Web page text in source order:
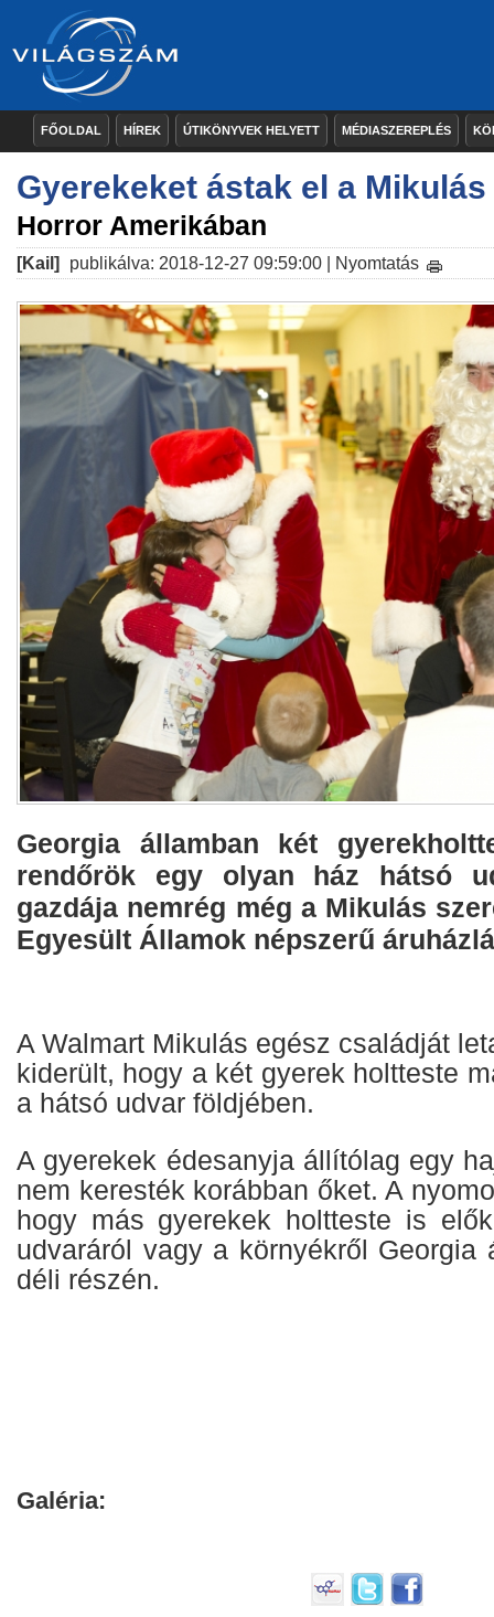
FŐOLDAL HÍREK ÚTIKÖNYVEK HELYETT MÉDIASZEREPLÉS
Gyerekeket ástak el a
Horror Amerikában
[Kail] publikálva: 2018-12-27 09:59:00 | Nyomtatás
Georgia államban két
rendőrök egy olyan ház hátsó
gazdája nemrég még a Mikulás
Egyesült Államok népszerű
A Walmart Mikulás egész családját
kiderült, hogy a két gyerek holtteste
a hátsó udvar földjében.
A gyerekek édesanyja állítólag egy
nem keresték korábban őket. A
hogy más gyerekek holtteste is
udvaráról vagy a környékről Georgia
déli részén.
Galéria: